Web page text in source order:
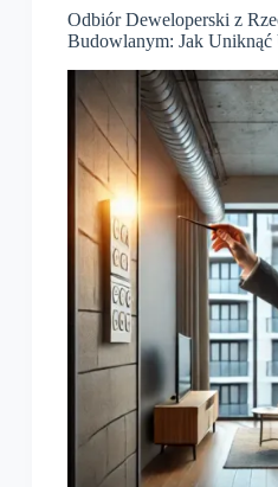
Odbiór Deweloperski z
Budowlanym: Jak Uniknąć